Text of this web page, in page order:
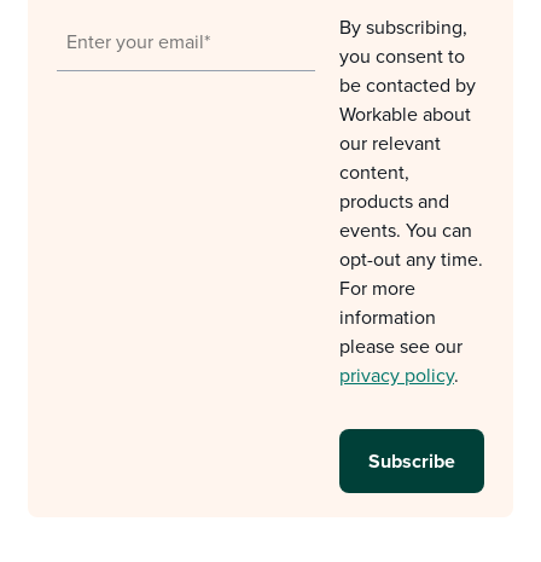
By subscribing,
you consent to
be contacted by
Workable about
our relevant
content,
products and
events. You can
opt-out any time.
For more
information
please see our
privacy policy.